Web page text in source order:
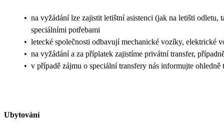
• na vyžádání lze zajistit letištní asistenci (jak na letišti odletu,
speciálními potřebami
• letecké společnosti odbavují mechanické vozíky, elektrické
• na vyžádání a za příplatek zajistíme privátní transfer,
• v případě zájmu o speciální transfery nás informujte
Ubytování